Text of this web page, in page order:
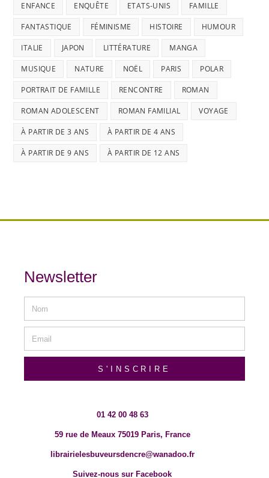
ENFANCE ENQUÊTE ETATS-UNIS FAMILLE
FANTASTIQUE FÉMINISME HISTOIRE HUMOUR
ITALIE JAPON LITTÉRATURE MANGA
MUSIQUE NATURE NOËL PARIS POLAR
PORTRAIT DE FAMILLE RENCONTRE ROMAN
ROMAN ADOLESCENT ROMAN FAMILIAL VOYAGE
À PARTIR DE 3 ANS À PARTIR DE 4 ANS
À PARTIR DE 9 ANS À PARTIR DE 12 ANS
Newsletter
S'INSCRIRE
01 42 00 48 63
59 rue de Meaux 75019 Paris, France
librairielesbuveursdencre@wanadoo.fr
Suivez-nous sur Facebook